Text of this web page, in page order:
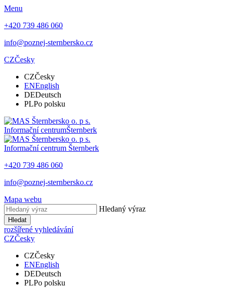
Menu
+420 739 486 060
info@poznej-sternbersko.cz
CZČesky
CZČesky
ENEnglish
DEDeutsch
PLPo polsku
Informační centrumŠternberk
Informační centrum Šternberk
+420 739 486 060
info@poznej-sternbersko.cz
Mapa webu
Hledaný výraz
Hledat
rozšířené vyhledávání
CZČesky
CZČesky
ENEnglish
DEDeutsch
PLPo polsku